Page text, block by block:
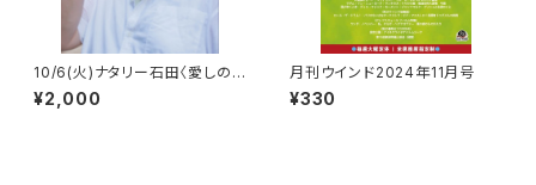
10/6(火)ナタリー石田〈愛しの
映画主題歌を歌う〉ライブ前売
券
¥2,000
月刊ウインド2024年11月号
¥330